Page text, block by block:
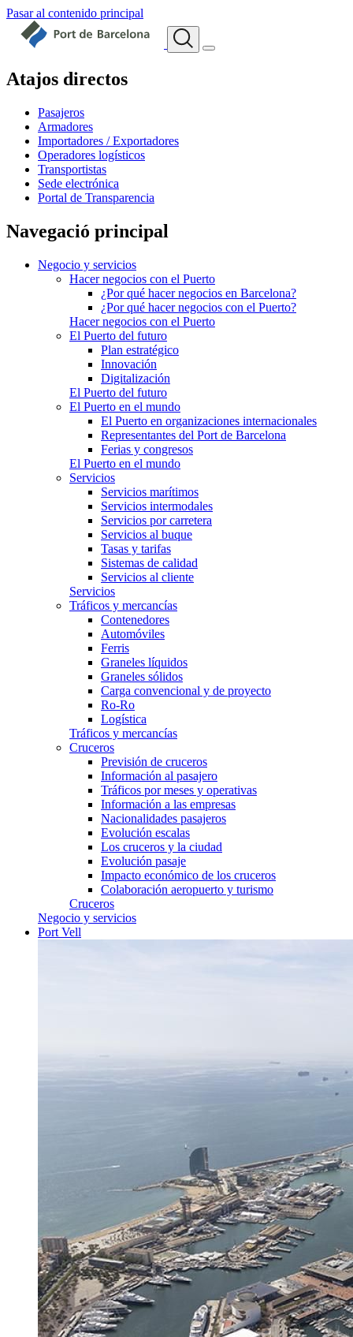
Pasar al contenido principal
Atajos directos
Pasajeros
Armadores
Importadores / Exportadores
Operadores logísticos
Transportistas
Sede electrónica
Portal de Transparencia
Navegació principal
Negocio y servicios
Hacer negocios con el Puerto
¿Por qué hacer negocios en Barcelona?
¿Por qué hacer negocios con el Puerto?
Hacer negocios con el Puerto
El Puerto del futuro
Plan estratégico
Innovación
Digitalización
El Puerto del futuro
El Puerto en el mundo
El Puerto en organizaciones internacionales
Representantes del Port de Barcelona
Ferias y congresos
El Puerto en el mundo
Servicios
Servicios marítimos
Servicios intermodales
Servicios por carretera
Servicios al buque
Tasas y tarifas
Sistemas de calidad
Servicios al cliente
Servicios
Tráficos y mercancías
Contenedores
Automóviles
Ferris
Graneles líquidos
Graneles sólidos
Carga convencional y de proyecto
Ro-Ro
Logística
Tráficos y mercancías
Cruceros
Previsión de cruceros
Información al pasajero
Tráficos por meses y operativas
Información a las empresas
Nacionalidades pasajeros
Evolución escalas
Los cruceros y la ciudad
Evolución pasaje
Impacto económico de los cruceros
Colaboración aeropuerto y turismo
Cruceros
Negocio y servicios
Port Vell